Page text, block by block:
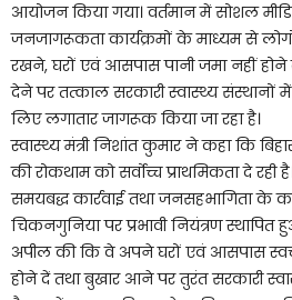
आयोजन किया गया। वर्तमान में सोशल
जनजागरूकता कार्यक्रमों के माध्यम से
रखने, घरों एवं आसपास पानी जमा नहीं
देने पर तत्काल सरकारी स्वास्थ्य संस्थानों
लिए लगातार जागरूक किया जा रहा है।
स्वास्थ्य मंत्री निशांत कुमार ने कहा कि
की रोकथाम को सर्वोच्च प्राथमिकता दे रही
समयबद्ध कार्रवाई तथा जनसहभागिता के
चिकनगुनिया पर प्रभावी नियंत्रण
अपील की कि वे अपने घरों एवं आसपास
होने दें तथा बुखार आने पर तुरंत सरकारी